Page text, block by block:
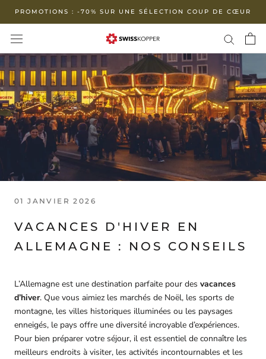
contenu
PROMOTIONS : -70% SUR UNE SÉLECTION COUP DE CŒUR
01 JANVIER 2026
VACANCES D'HIVER EN
ALLEMAGNE : NOS CONSEILS
L’Allemagne est une destination parfaite pour des vacances
d’hiver. Que vous aimiez les marchés de Noël, les sports de
montagne, les villes historiques illuminées ou les paysages
enneigés, le pays offre une diversité incroyable d’expériences.
Pour bien préparer votre séjour, il est essentiel de connaître les
meilleurs endroits à visiter, les activités incontournables et les